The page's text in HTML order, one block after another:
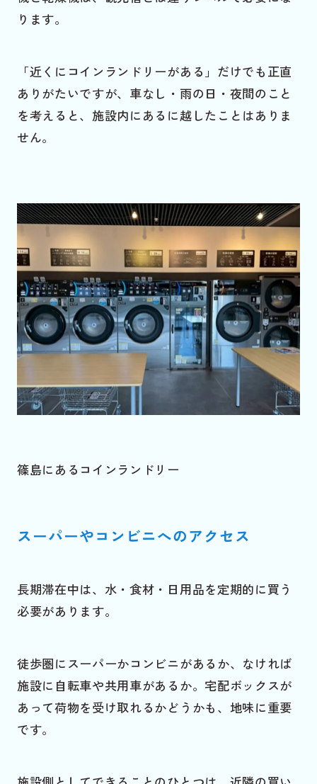
ります。
「近くにコインランドリーがある」だけでも正直
ありがたいですが、車なし・雨の日・夜間のこと
を考えると、施設内にあるに越したことはありま
せん。
篠島にあるコインランドリー
スーパーやコンビニへのアクセス
長期滞在中は、水・食材・日用品を定期的に買う
必要があります。
徒歩圏にスーパーかコンビニがあるか、なければ
施設に自転車や共用車があるか。宅配ボックスが
あって荷物を受け取れるかどうかも、地味に重要
です。